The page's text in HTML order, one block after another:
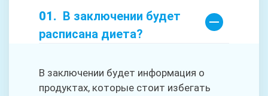
В заключении будет
расписана диета?
В заключении будет информация о
продуктах, которые стоит избегать